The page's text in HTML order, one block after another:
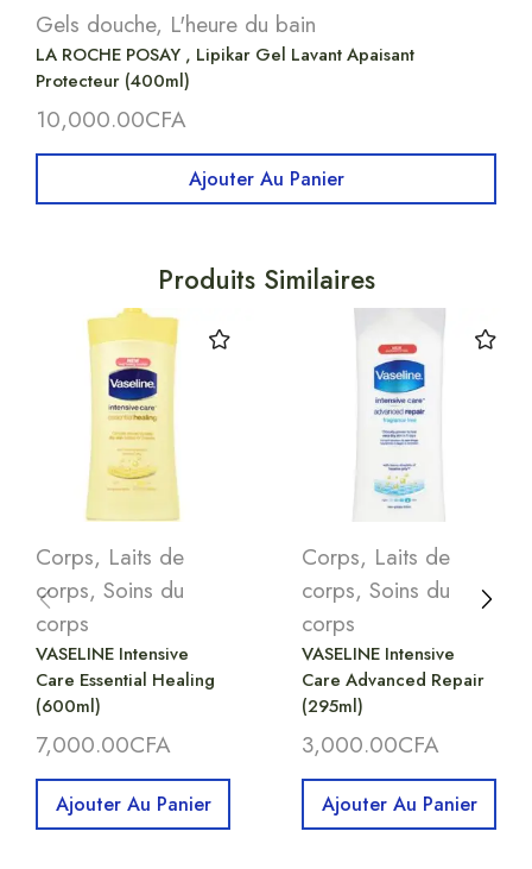
Gels douche, L'heure du bain
LA ROCHE POSAY , Lipikar Gel Lavant Apaisant
Protecteur (400ml)
10,000.00CFA
Ajouter Au Panier
Produits Similaires
Corps, Laits de
corps, Soins du
corps
VASELINE Intensive
Care Essential Healing
(600ml)
7,000.00CFA
Ajouter Au Panier
Corps, Laits de
corps, Soins du
corps
VASELINE Intensive
Care Advanced Repair
(295ml)
3,000.00CFA
Ajouter Au Panier